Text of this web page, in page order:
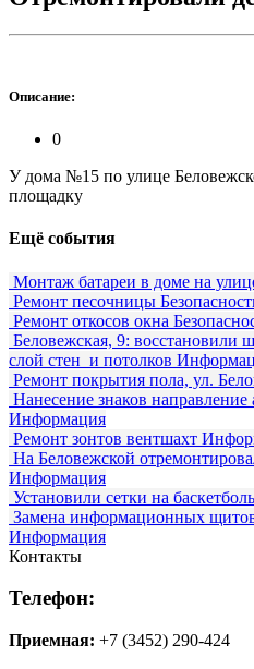
Описание:
0
У дома №15 по улице
площадку
Ещё события
Монтаж батареи в доме на
Ремонт песочницы
Ремонт откосов окна
Беловежская, 9: восстановили
слой стен и потолков
Ремонт покрытия пола, ул.
Нанесение знаков
Информация
Ремонт зонтов вентшахт
На Беловежской
Информация
Установили сетки на
Замена информационных
Информация
Контакты
Телефон:
Приемная: +7 (3452) 290-424